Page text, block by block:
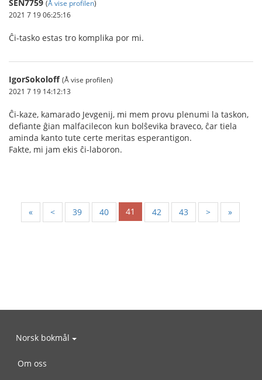
SEN7759 (Å vise profilen)
2021 7 19 06:25:16
Ĉi-tasko estas tro komplika por mi.
IgorSokoloff (Å vise profilen)
2021 7 19 14:12:13
Ĉi-kaze, kamarado Jevgenij, mi mem provu plenumi la taskon,
defiante ĝian malfacilecon kun bolŝevika braveco, ĉar tiela
aminda kanto tute certe meritas esperantigon.
Fakte, mi jam ekis ĉi-laboron.
« < 39 40 41 42 43 > »
Norsk bokmål
Om oss